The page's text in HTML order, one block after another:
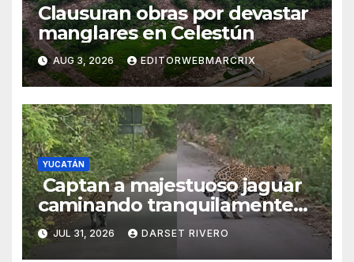
Clausuran obras por devastar
manglares en Celestún
AUG 3, 2026 EDITORWEBMARCRIX
YUCATÁN
Captan a majestuoso jaguar
caminando tranquilamente
en Calakmul
JUL 31, 2026 DARSET RIVERO